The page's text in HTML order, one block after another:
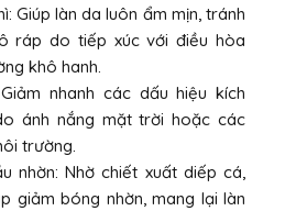
Giúp làn da luôn ẩm mịn, tránh
ráp do tiếp xúc với điều hòa
khô hanh.
nhanh các dấu hiệu kích
ánh nắng mặt trời hoặc các
trường.
nhờn: Nhờ chiết xuất diếp cá,
giảm bóng nhờn, mang lại làn